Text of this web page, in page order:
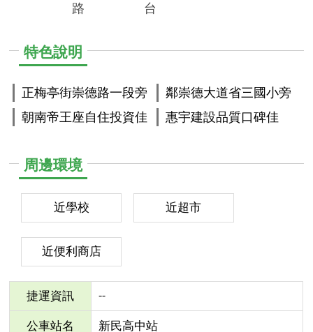
路
台
特色說明
正梅亭街崇德路一段旁
朝南帝王座自住投資佳
鄰崇德大道省三國小旁
惠宇建設品質口碑佳
周邊環境
近學校 近超市
近便利商店
捷運資訊 --
公車站名 新民高中站